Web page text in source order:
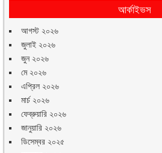
আর্কাইভস
আগস্ট ২০২৬
জুলাই ২০২৬
জুন ২০২৬
মে ২০২৬
এপ্রিল ২০২৬
মার্চ ২০২৬
ফেব্রুয়ারি ২০২৬
জানুয়ারি ২০২৬
ডিসেম্বর ২০২৫